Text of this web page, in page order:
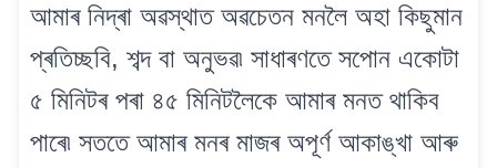
আমাৰ নিদ্ৰা অৱস্থাত অৱচেতন মনলৈ অহা কিছুমান
প্ৰতিচ্ছবি, শব্দ বা অনুভৱ৷ সাধাৰণতে সপোন একোটা
৫ মিনিটৰ পৰা ৪৫ মিনিটলৈকে আমাৰ মনত থাকিব
পাৰে৷ সততে আমাৰ মনৰ মাজৰ অপূৰ্ণ আকাঙ্খা আৰু